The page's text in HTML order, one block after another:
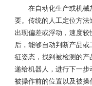
在自动化生产或机械
要。传统的人工定位方
出现偏差或浮动，速度
后，能够自动判断产品
征姿态，找到被检测的
递给机器人，进行下一
被操作前的位置以及被